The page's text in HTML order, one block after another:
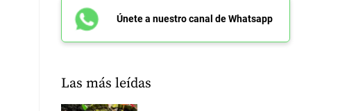
Únete a nuestro canal de Whatsapp
Las más leídas